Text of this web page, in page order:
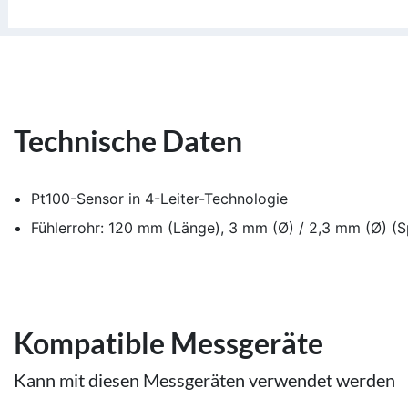
Technische Daten
Pt100-Sensor in 4-Leiter-Technologie
Fühlerrohr: 120 mm (Länge), 3 mm (Ø) / 2,3 mm (Ø)
Kompatible Messgeräte
Kann mit diesen Messgeräten verwendet werden